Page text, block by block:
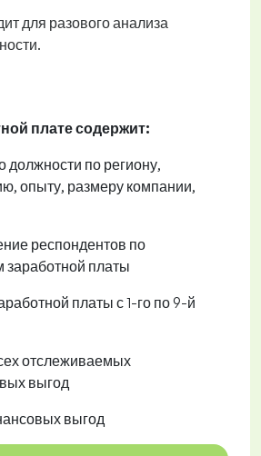
для разового анализа
плате содержит:
должности по региону,
опыту, размеру компании,
респондентов по
заработной платы
платы с 1-го по 9-й
отслеживаемых
выгод
выгод